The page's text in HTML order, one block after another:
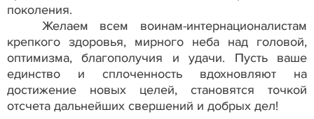
поколения.
Желаем всем воинам-интернационалистам
крепкого здо­ровья, мирного неба над головой,
оптимизма, благополучия и удачи. Пусть ваше
единство и сплоченность вдохновляют на
достижение новых целей, становятся точкой
отсчета даль­нейших свершений и добрых дел!